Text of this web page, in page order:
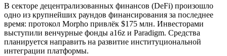
В секторе децентрализованных финансов (DeFi) произошло
одно из крупнейших раундов финансирования за последнее
время: протокол Morpho привлёк $175 млн. Инвесторами
выступили венчурные фонды a16z и Paradigm. Средства
планируется направить на развитие институциональной
интеграции платформы.